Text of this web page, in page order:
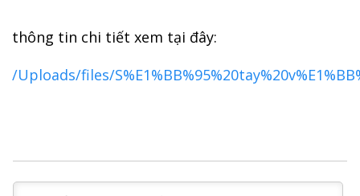
thông tin chi tiết xem tại đây:
/Uploads/files/